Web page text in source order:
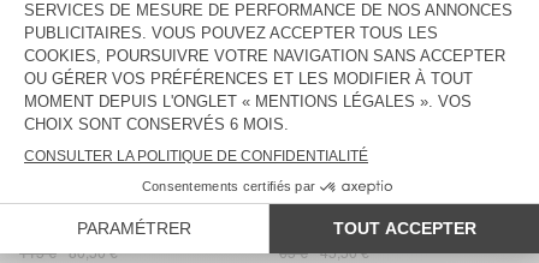
SWEAT HOMME CAWBAY
125 €
62,50 €
T-SHIRT HOMME GIXY
70 €
49 €
SHORT HOMME GREZBAY
85 €
59,50 €
SWEAT HOMME ATUBAY
115 €
57,50 €
CHEMISE HOMME PUSWAY
CHEMISE HOMME ABOTOWN
145 €
72,50 €
PANTALON HOMME PAYBOU
115 €
80,50 €
T-SHIRT HOMME FAZY
65 €
45,50 €